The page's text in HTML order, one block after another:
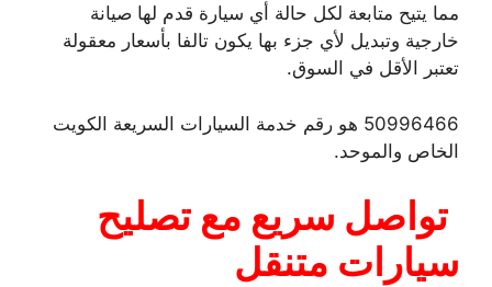
مما يتيح متابعة لكل حالة أي سيارة قدم لها صيانة
خارجية وتبديل لأي جزء بها يكون تالفا بأسعار معقولة
تعتبر الأقل في السوق.
50996466 هو رقم خدمة السيارات السريعة الكويت
الخاص والموحد.
تواصل سريع مع تصليح
سيارات متنقل